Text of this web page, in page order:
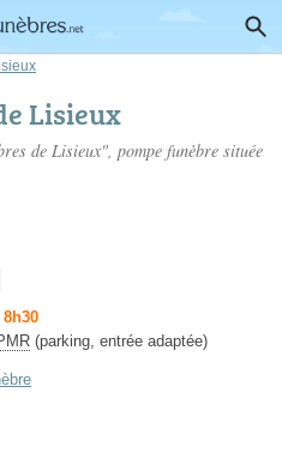
Lisieux
de Lisieux", pompe funèbre située
(parking, entrée adaptée)